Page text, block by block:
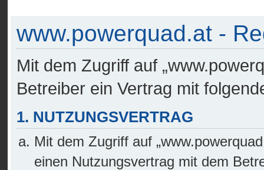
www.powerquad.at -
Mit dem Zugriff auf
Betreiber ein Vertrag mit
1. NUTZUNGSVERTRAG
Mit dem Zugriff auf
einen Nutzungsvertrag mit dem